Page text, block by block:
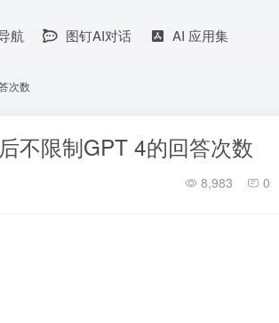
航 图钉AI对话 AI 应用集
次数
不限制GPT 4的回答次数
8,983 0